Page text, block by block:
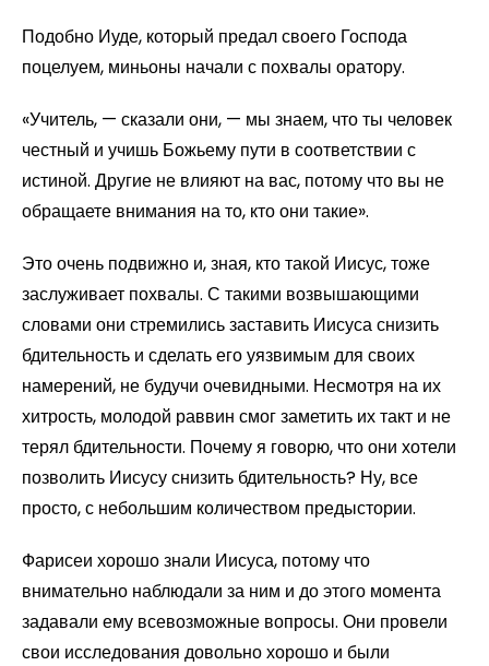
Подобно Иуде, который предал своего Господа
поцелуем, миньоны начали с похвалы оратору.
«Учитель, — сказали они, — мы знаем, что ты человек
честный и учишь Божьему пути в соответствии с
истиной. Другие не влияют на вас, потому что вы не
обращаете внимания на то, кто они такие».
Это очень подвижно и, зная, кто такой Иисус, тоже
заслуживает похвалы. С такими возвышающими
словами они стремились заставить Иисуса снизить
бдительность и сделать его уязвимым для своих
намерений, не будучи очевидными. Несмотря на их
хитрость, молодой раввин смог заметить их такт и не
терял бдительности. Почему я говорю, что они хотели
позволить Иисусу снизить бдительность? Ну, все
просто, с небольшим количеством предыстории.
Фарисеи хорошо знали Иисуса, потому что
внимательно наблюдали за ним и до этого момента
задавали ему всевозможные вопросы. Они провели
свои исследования довольно хорошо и были